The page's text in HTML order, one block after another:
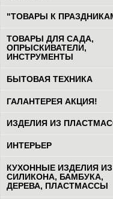
"ТОВАРЫ К
ТОВАРЫ ДЛЯ САДА,
ОПРЫСКИВАТЕЛИ,
ИНСТРУМЕНТЫ
БЫТОВАЯ ТЕХНИКА
ГАЛАНТЕРЕЯ АКЦИЯ!
ИЗДЕЛИЯ ИЗ
ИНТЕРЬЕР
КУХОННЫЕ ИЗДЕЛИЯ ИЗ
СИЛИКОНА, БАМБУКА,
ДЕРЕВА, ПЛАСТМАССЫ